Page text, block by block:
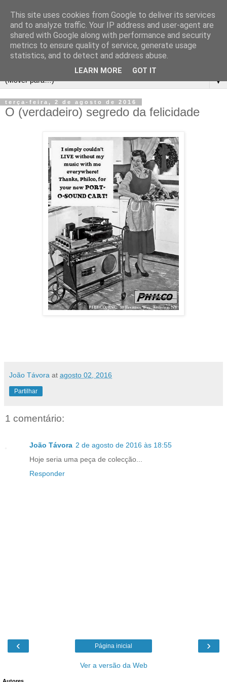
▼
terça-feira, 2 de agosto de 2016
O (verdadeiro) segredo da felicidade
João Távora at agosto 02, 2016
Partilhar
1 comentário:
João Távora 2 de agosto de 2016 às 18:55
Hoje seria uma peça de colecção...
Responder
‹ ›
Página inicial
Ver a versão da Web
This site uses cookies from Google to deliver its services
and to analyze traffic. Your IP address and user-agent are
shared with Google along with performance and security
metrics to ensure quality of service, generate usage
statistics, and to detect and address abuse.
LEARN MORE GOT IT